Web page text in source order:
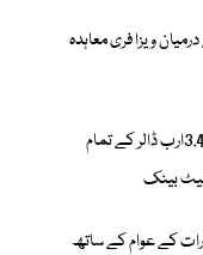
ویزا فری معاہدہ
متحدہ عرب امارات کو 3.45ارب ڈالر کے تمام
بینک
کے عوام کے ساتھ